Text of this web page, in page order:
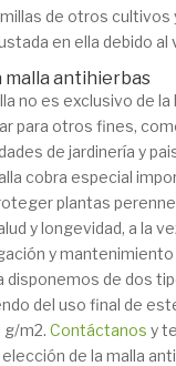
de otros cultivos
en ella debido al
malla antihierbas
no es exclusivo de
para otros fines,
de jardinería y
cobra especial
plantas
y longevidad, a la
y mantenimiento
disponemos de dos
del uso final de
g/m2. Contáctanos y te
de la malla